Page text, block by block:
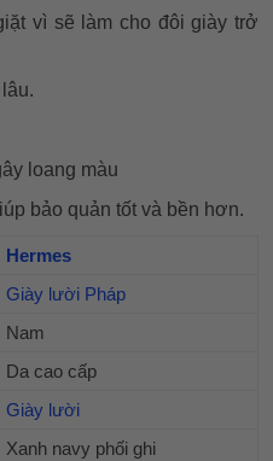
vì sẽ làm cho đôi giày trở
loang màu
bảo quản tốt và bền hơn.
Hermes
Giày lười Pháp
Nam
Da cao cấp
Giày lười
Xanh navy phối ghi